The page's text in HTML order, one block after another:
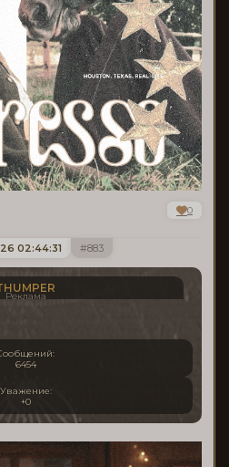
0
883
02:44:31
Реклама
6454
Уважение:
+0